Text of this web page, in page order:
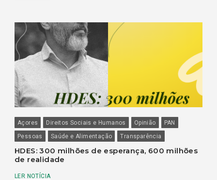
Açores Direitos Sociais e Humanos Opinião
PAN
Pessoas
Saúde e Alimentação Transparência
HDES: 300 milhões de esperança, 600 milhões
de realidade
LER NOTÍCIA